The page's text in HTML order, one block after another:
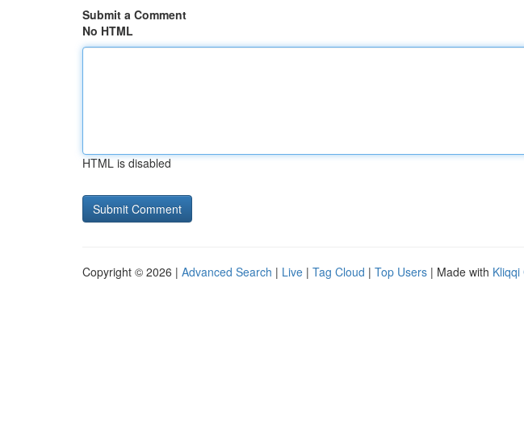
Submit a Comment
No HTML
HTML is disabled
Copyright © 2026 | Advanced Search | Live | Tag Cloud | Top Users | Made with Kliqqi